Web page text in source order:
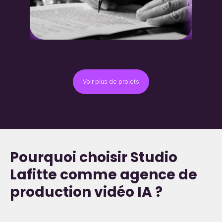
Voir plus de projets
Pourquoi choisir Studio
Lafitte comme agence de
production vidéo IA ?